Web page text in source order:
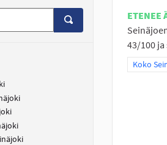
ETENEE
43/100
Rajaa
Koko